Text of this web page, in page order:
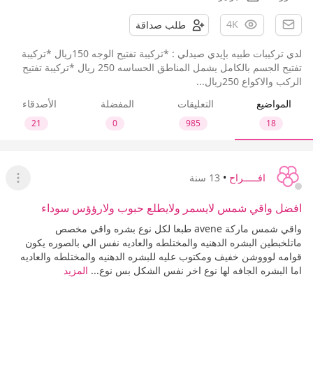
4K طلب صداقة
لدي تركيبات طبيه بإيدي صيدلي : *تركيبة تفتيح الوجه 150ريال *تركيبة
تفتيح الجسم بالكامل يشمل المناطق الحساسه 250 ريال *تركيبة تفتيح
الركب والاكواع 250ريال...
المواضيع
18
التعليقات
985
المفضلة
0
الأصدقاء
21
افـــــراح • 13 سنة
عرض
افضل واقي شمس لايسمر ولايطلع حبوب ولارؤؤس سوداء
واقي شمس ماركة avene طبعا لكل نوع بشره واقي مخصص
ماتلخبطين البشره الدهنيه والمختلطه والعاديه نفس الي بالصوره يكون
قوامه لوووشن خفيف ومكتوب عليه للبشره الدهنيه والمختلطه والعاديه
اما البشره الجافه لها نوع اخر نفس الشكل بس نوع... المزيد